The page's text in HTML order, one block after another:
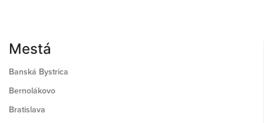
Mestá
Banská Bystrica
Bernolákovo
Bratislava